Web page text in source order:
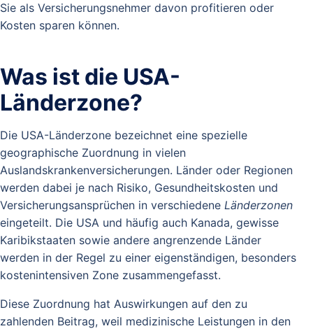
Sie als Versicherungsnehmer davon profitieren oder
Kosten sparen können.
Was ist die USA-
Länderzone?
Die USA-Länderzone bezeichnet eine spezielle
geographische Zuordnung in vielen
Auslandskrankenversicherungen. Länder oder Regionen
werden dabei je nach Risiko, Gesundheitskosten und
Versicherungsansprüchen in verschiedene Länderzonen
eingeteilt. Die USA und häufig auch Kanada, gewisse
Karibikstaaten sowie andere angrenzende Länder
werden in der Regel zu einer eigenständigen, besonders
kostenintensiven Zone zusammengefasst.
Diese Zuordnung hat Auswirkungen auf den zu
zahlenden Beitrag, weil medizinische Leistungen in den